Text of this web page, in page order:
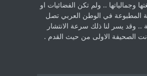
وجمالياتها .. ولم تكن الفضائيات او
المطبوعة في الوطن ‏العربي تصل
.. وقد يسر لنا ذلك سرعة الانتشار
‏الصحيفة الاولى من حيث القدم .